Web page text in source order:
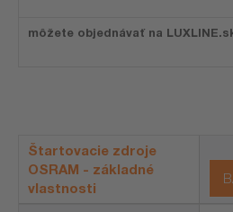
môžete objednávať na
Štartovacie zdroje
OSRAM - základné
vlastnosti